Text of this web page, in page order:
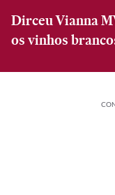
Dirceu Vianna
os vinhos